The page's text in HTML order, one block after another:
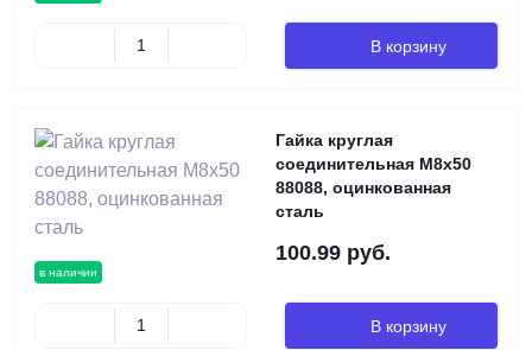
В корзину
в наличии
Гайка круглая
соединительная М8х50
88088, оцинкованная
сталь
100.99 руб.
В корзину